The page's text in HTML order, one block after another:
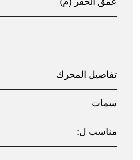
تفاصيل المحرك
سمات
مناسب ل: